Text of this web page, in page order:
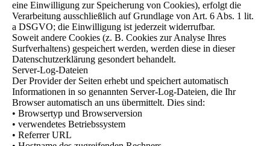
eine Einwilligung zur Speicherung von Cookies), erfolgt die
Verarbeitung ausschließlich auf Grundlage von Art. 6 Abs. 1 lit.
a DSGVO; die Einwilligung ist jederzeit widerrufbar.
Soweit andere Cookies (z. B. Cookies zur Analyse Ihres
Surfverhaltens) gespeichert werden, werden diese in dieser
Datenschutzerklärung gesondert behandelt.
Server-Log-Dateien
Der Provider der Seiten erhebt und speichert automatisch
Informationen in so genannten Server-Log-Dateien, die Ihr
Browser automatisch an uns übermittelt. Dies sind:
• Browsertyp und Browserversion
• verwendetes Betriebssystem
• Referrer URL